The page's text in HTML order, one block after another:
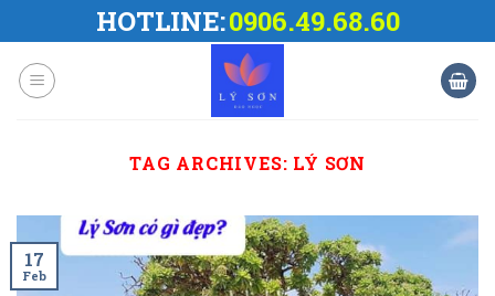
to
content
HOTLINE:0906.49.68.60
TAG ARCHIVES: LÝ SƠN
17
Feb